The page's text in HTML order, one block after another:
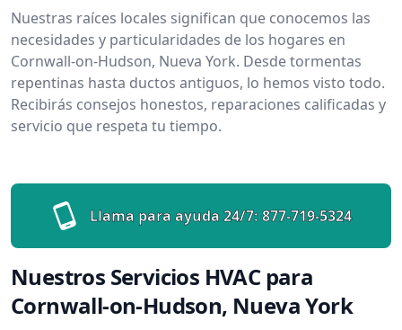
Nuestras raíces locales significan que conocemos las
necesidades y particularidades de los hogares en
Cornwall-on-Hudson, Nueva York. Desde tormentas
repentinas hasta ductos antiguos, lo hemos visto todo.
Recibirás consejos honestos, reparaciones calificadas y
servicio que respeta tu tiempo.
Llama para ayuda 24/7: 877-719-5324
Nuestros Servicios HVAC para
Cornwall-on-Hudson, Nueva York